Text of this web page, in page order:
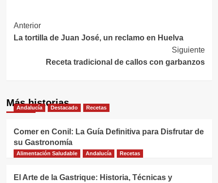
Navegación
de
entradas
Anterior
La tortilla de Juan José, un reclamo en Huelva
Siguiente
Receta tradicional de callos con garbanzos
Más historias
Andalucía Destacado Recetas
Comer en Conil: La Guía Definitiva para Disfrutar de
su Gastronomía
Alimentación Saludable Andalucía Recetas
El Arte de la Gastrique: Historia, Técnicas y